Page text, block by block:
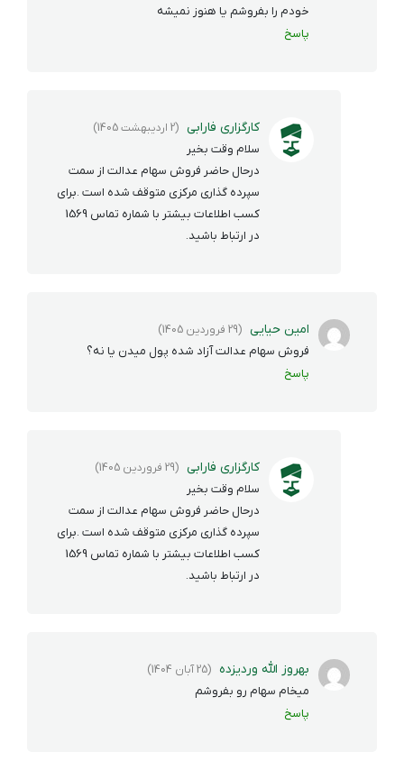
خودم را بفروشم یا هنوز نمیشه
پاسخ
کارگزاری فارابی (2 اردیبهشت 1405)
سلام وقت بخیر
درحال حاضر فروش سهام عدالت از سمت
سپرده گذاری مرکزی متوقف شده است .برای
کسب اطلاعات بیشتر با شماره تماس 1569
در ارتباط باشید.
امین حیایی (29 فروردین 1405)
فروش سهام عدالت آزاد شده پول میدن یا نه؟
پاسخ
کارگزاری فارابی (29 فروردین 1405)
سلام وقت بخیر
درحال حاضر فروش سهام عدالت از سمت
سپرده گذاری مرکزی متوقف شده است .برای
کسب اطلاعات بیشتر با شماره تماس 1569
در ارتباط باشید.
بهروز الله وردیزده (25 آبان 1404)
میخام سهام رو بفروشم
پاسخ